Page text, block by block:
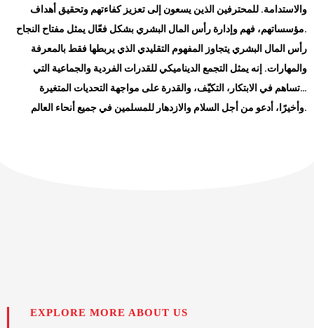
والاستدامة. للمحترفين الذين يسعون إلى تعزيز كفاءتهم وتحقيق أهداف
مؤسساتهم، فهم وإدارة رأس المال البشري بشكل فعّال يمثل مفتاح النجاح.
رأس المال البشري يتجاوز المفهوم التقليدي الذي يربطها فقط بالمعرفة
والمهارات. إنه يمثل التجمع الديناميكي للقدرات الفردية والجماعية التي
تساهم في الابتكار، التكيّف، والقدرة على مواجهة التحديات المتغيرة…
وأخيرًا، أدعو من أجل السلام والازدهار للمسلمين في جميع أنحاء العالم.
EXPLORE MORE ABOUT US